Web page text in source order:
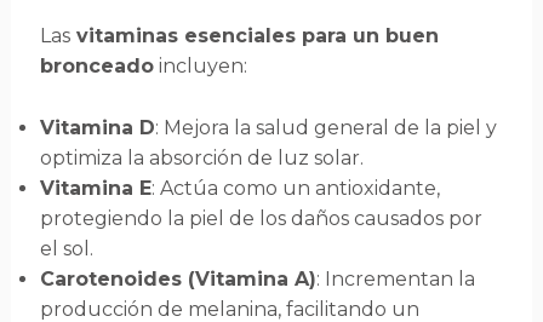
Lasvitaminas esenciales para un buen
bronceadoincluyen:
Vitamina D: Mejora la salud general de la piel y
optimiza la absorción de luz solar.
Vitamina E: Actúa como un antioxidante,
protegiendo la piel de los daños causados por
el sol.
Carotenoides (Vitamina A): Incrementan la
producción de melanina, facilitando un